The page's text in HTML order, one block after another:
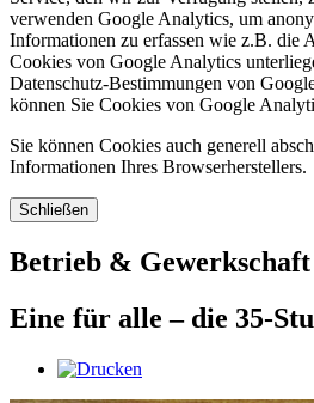
verwenden Google Analytics, um
Informationen zu erfassen wie z.B. die
Cookies von Google Analytics
Datenschutz-Bestimmungen von
können Sie Cookies von Google
Sie können Cookies auch generell
Informationen Ihres Browserherstellers.
Schließen
Betrieb & Gewerkschaft
Eine für alle – die 35-